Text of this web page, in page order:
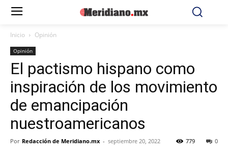
Inicio Opinión
Opinión
El pactismo hispano como
inspiración de los movimiento
de emancipación
nuestroamericanos
Por Redacción de Meridiano.mx - septiembre 20, 2022 0
779